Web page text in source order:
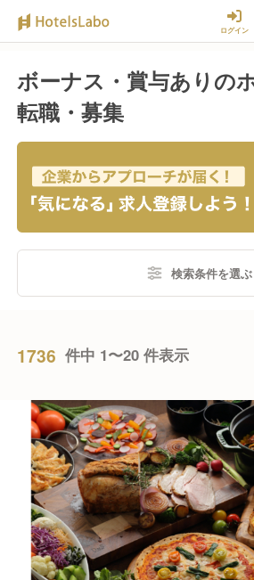
ログイン
ボーナス・賞与ありの
転職・募集
検索条件を選ぶ
1736 件中 1〜20 件表示